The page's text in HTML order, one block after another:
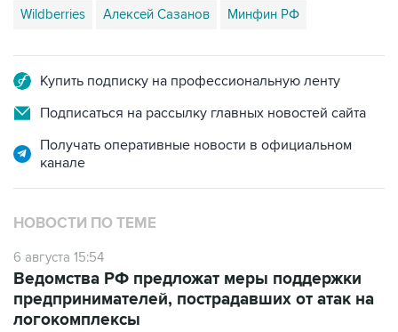
Wildberries Алексей Сазанов Минфин РФ
Купить подписку на профессиональную ленту
Подписаться на рассылку главных новостей сайта
Получать оперативные новости в официальном
канале
НОВОСТИ ПО ТЕМЕ
6 августа 15:54
Ведомства РФ предложат меры поддержки
предпринимателей, пострадавших от атак на
логокомплексы